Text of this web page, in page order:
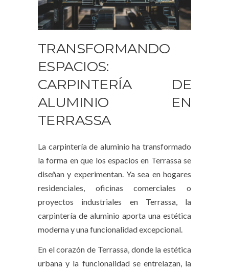
TRANSFORMANDO
ESPACIOS:
CARPINTERÍA DE
ALUMINIO EN
TERRASSA
La carpintería de aluminio ha transformado
la forma en que los espacios en Terrassa se
diseñan y experimentan. Ya sea en hogares
residenciales, oficinas comerciales o
proyectos industriales en Terrassa, la
carpintería de aluminio aporta una estética
moderna y una funcionalidad excepcional.
En el corazón de Terrassa, donde la estética
urbana y la funcionalidad se entrelazan, la